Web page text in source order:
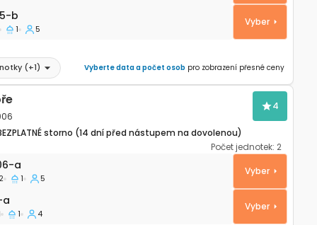
b
b
1 5
Vyber
(+1) Vyberte data a počet osob pro zobrazení přesné ceny
4
storno (14 dní před nástupem na dovolenou)
Počet jednotek: 2
Veli Rat, Dugi otok A-15006-a
a
2 1 5
Vyber
a
1 4
Vyber